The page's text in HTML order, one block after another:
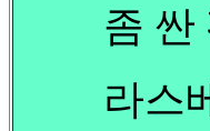
좀 싼
라스